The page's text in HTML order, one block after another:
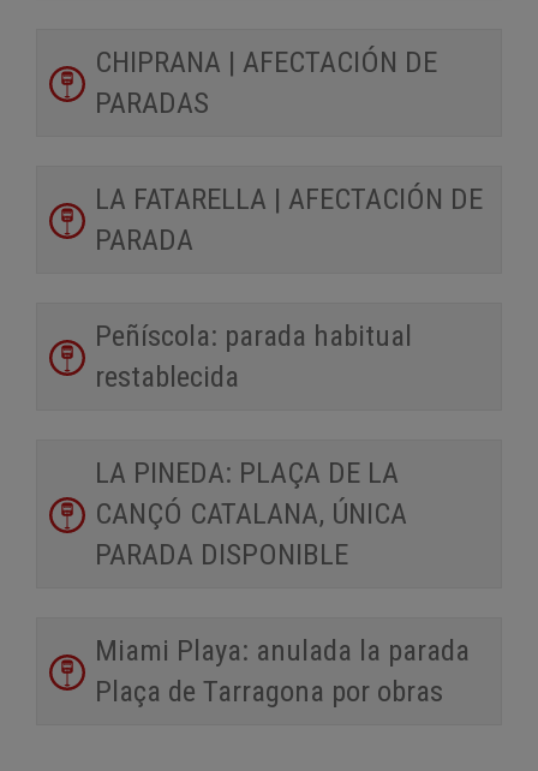
CHIPRANA | AFECTACIÓN DE
PARADAS
LA FATARELLA | AFECTACIÓN DE
PARADA
Peñíscola: parada habitual
restablecida
LA PINEDA: PLAÇA DE LA
CANÇÓ CATALANA, ÚNICA
PARADA DISPONIBLE
Miami Playa: anulada la parada
Plaça de Tarragona por obras